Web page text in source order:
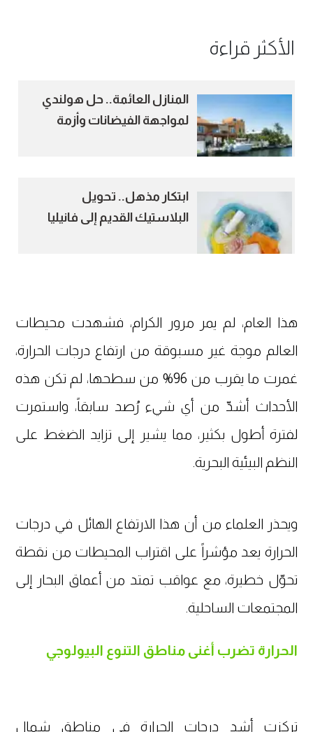
الأكثر قراءة
المنازل العائمة.. حل هولندي
لمواجهة الفيضانات وأزمة
ابتكار مذهل.. تحويل
البلاستيك القديم إلى فانيليا
هذا العام، لم يمر مرور الكرام، فشهدت محيطات
العالم موجة غير مسبوقة من ارتفاع درجات الحرارة،
غمرت ما يقرب من 96% من سطحها، لم تكن هذه
الأحداث أشدّ من أي شيء رُصد سابقاً، واستمرت
لفترة أطول بكثير، مما يشير إلى تزايد الضغط على
النظم البيئية البحرية.
ويحذر العلماء من أن هذا الارتفاع الهائل في درجات
الحرارة يعد مؤشراً على اقتراب المحيطات من نقطة
تحوّل خطيرة، مع عواقب تمتد من أعماق البحار إلى
المجتمعات الساحلية.
الحرارة تضرب أغنى مناطق التنوع البيولوجي
تركزت أشد درجات الحرارة في مناطق شمال